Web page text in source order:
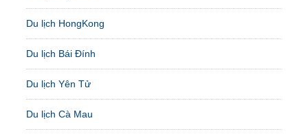
Du lịch HongKong
Du lịch Bái Đính
Du lịch Yên Tử
Du lịch Cà Mau